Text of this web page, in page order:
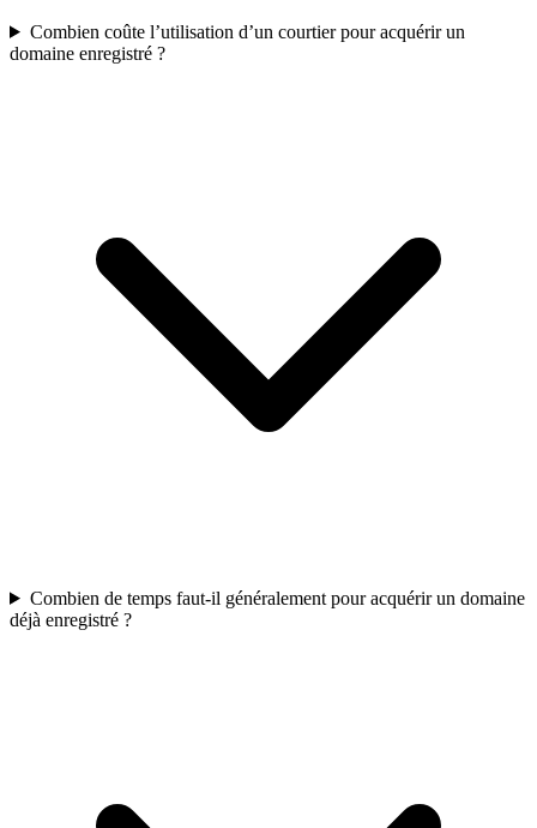
Combien coûte l’utilisation d’un courtier pour acquérir un
domaine enregistré ?
Combien de temps faut-il généralement pour acquérir un domaine
déjà enregistré ?